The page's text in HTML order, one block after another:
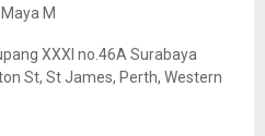
M
XXXI no.46A Surabaya
St, St James, Perth, Western